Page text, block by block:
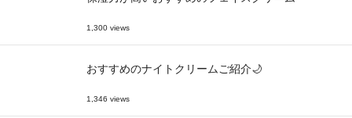
1,300 views
おすすめのナイトクリームご紹介🌙
1,346 views